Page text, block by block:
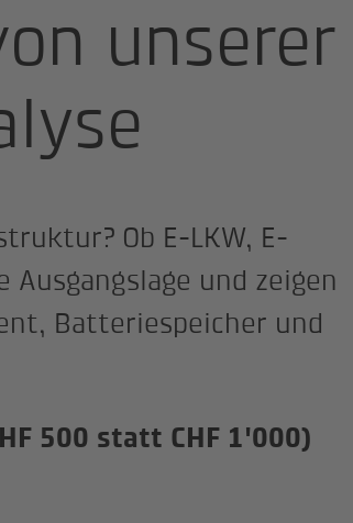
unserer
Ob E-LKW, E-
und zeigen
Batteriespeicher und
500 statt CHF 1'000)